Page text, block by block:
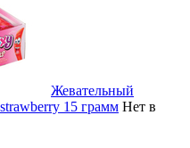
Жевательный
15 грамм Нет в